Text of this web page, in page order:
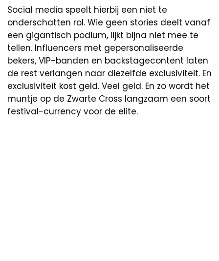
Social media speelt hierbij een niet te
onderschatten rol. Wie geen stories deelt vanaf
een gigantisch podium, lijkt bijna niet mee te
tellen. Influencers met gepersonaliseerde
bekers, VIP-banden en backstagecontent laten
de rest verlangen naar diezelfde exclusiviteit. En
exclusiviteit kost geld. Veel geld. En zo wordt het
muntje op de Zwarte Cross langzaam een soort
festival-currency voor de elite.